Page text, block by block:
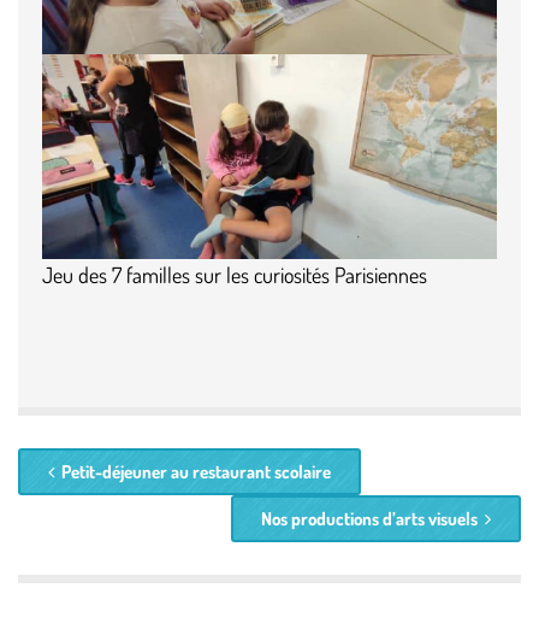
Jeu des 7 familles sur les curiosités Parisiennes
Petit-déjeuner au restaurant scolaire
Nos productions d’arts visuels